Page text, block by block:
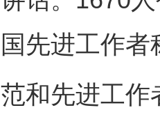
先进工作者
先进工作